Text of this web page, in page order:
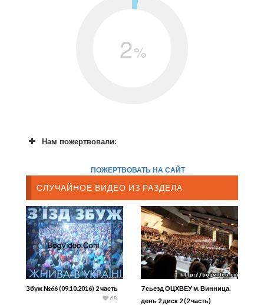
2%
Нам пожертвовали:
ПОЖЕРТВОВАТЬ НА САЙТ
СЛУЧАЙНОЕ ВИДЕО ИЗ РАЗДЕЛА
Збуж №66 (09.10.2016) 2 часть
68
7 сьезд ОЦХВЕУ м. Винница.
день 2 диск 2 (2 часть)